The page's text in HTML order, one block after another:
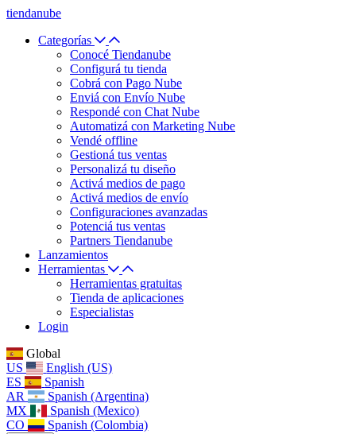
tiendanube
Categorías
Conocé Tiendanube
Configurá tu tienda
Cobrá con Pago Nube
Enviá con Envío Nube
Respondé con Chat Nube
Automatizá con Marketing Nube
Vendé offline
Gestioná tus ventas
Personalizá tu diseño
Activá medios de pago
Activá medios de envío
Configuraciones avanzadas
Potenciá tus ventas
Partners Tiendanube
Lanzamientos
Herramientas
Herramientas gratuitas
Tienda de aplicaciones
Especialistas
Login
Global
US
English (US)
ES
Spanish
AR
Spanish (Argentina)
MX
Spanish (Mexico)
CO
Spanish (Colombia)